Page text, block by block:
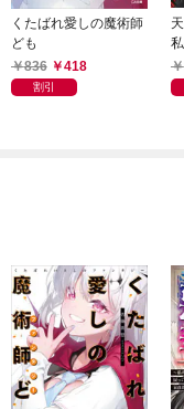
くたばれ愛しの魔術師
ども
836
418
割引